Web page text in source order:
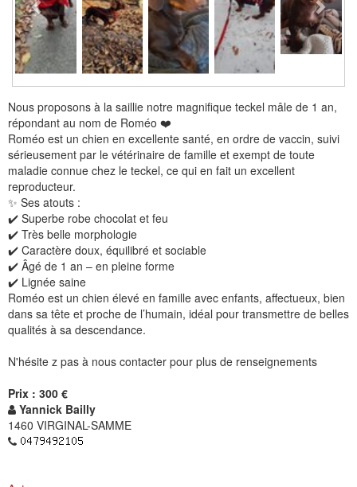
Nous proposons à la saillie notre magnifique teckel mâle de 1 an,
répondant au nom de Roméo ❤️
Roméo est un chien en excellente santé, en ordre de vaccin, suivi
sérieusement par le vétérinaire de famille et exempt de toute
maladie connue chez le teckel, ce qui en fait un excellent
reproducteur.
✨ Ses atouts :
✔️ Superbe robe chocolat et feu
✔️ Très belle morphologie
✔️ Caractère doux, équilibré et sociable
✔️ Âgé de 1 an – en pleine forme
✔️ Lignée saine
Roméo est un chien élevé en famille avec enfants, affectueux, bien
dans sa tête et proche de l’humain, idéal pour transmettre de belles
qualités à sa descendance.
N'hésite z pas à nous contacter pour plus de renseignements
Prix : 300 €
Yannick Bailly
1460 VIRGINAL-SAMME